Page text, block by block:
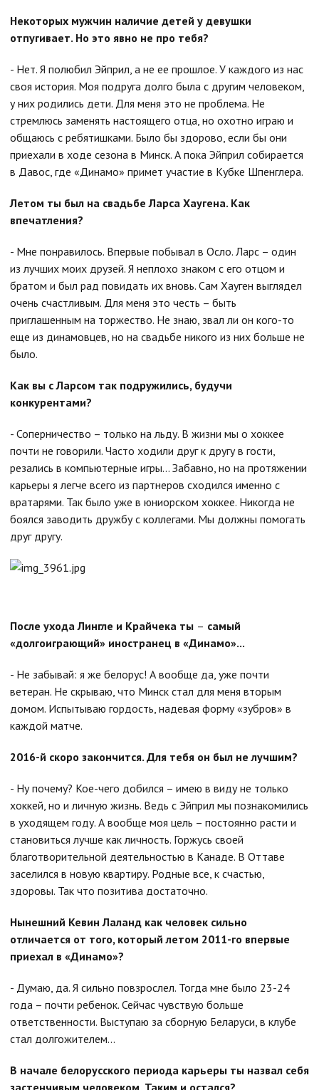
Некоторых мужчин наличие детей у девушки
отпугивает. Но это явно не про тебя?
- Нет. Я полюбил Эйприл, а не ее прошлое. У каждого из нас
своя история. Моя подруга долго была с другим человеком,
у них родились дети. Для меня это не проблема. Не
стремлюсь заменять настоящего отца, но охотно играю и
общаюсь с ребятишками. Было бы здорово, если бы они
приехали в ходе сезона в Минск. А пока Эйприл собирается
в Давос, где «Динамо» примет участие в Кубке Шпенглера.
Летом ты был на свадьбе Ларса Хаугена. Как
впечатления?
- Мне понравилось. Впервые побывал в Осло. Ларс – один
из лучших моих друзей. Я неплохо знаком с его отцом и
братом и был рад повидать их вновь. Сам Хауген выглядел
очень счастливым. Для меня это честь – быть
приглашенным на торжество. Не знаю, звал ли он кого-то
еще из динамовцев, но на свадьбе никого из них больше не
было.
Как вы с Ларсом так подружились, будучи
конкурентами?
- Соперничество – только на льду. В жизни мы о хоккее
почти не говорили. Часто ходили друг к другу в гости,
резались в компьютерные игры... Забавно, но на протяжении
карьеры я легче всего из партнеров сходился именно с
вратарями. Так было уже в юниорском хоккее. Никогда не
боялся заводить дружбу с коллегами. Мы должны помогать
друг другу.
После ухода Лингле и Крайчека ты – самый
«долгоиграющий» иностранец в «Динамо»...
- Не забывай: я же белорус! А вообще да, уже почти
ветеран. Не скрываю, что Минск стал для меня вторым
домом. Испытываю гордость, надевая форму «зубров» в
каждой матче.
2016-й скоро закончится. Для тебя он был не лучшим?
- Ну почему? Кое-чего добился – имею в виду не только
хоккей, но и личную жизнь. Ведь с Эйприл мы познакомились
в уходящем году. А вообще моя цель – постоянно расти и
становиться лучше как личность. Горжусь своей
благотворительной деятельностью в Канаде. В Оттаве
заселился в новую квартиру. Родные все, к счастью,
здоровы. Так что позитива достаточно.
Нынешний Кевин Лаланд как человек сильно
отличается от того, который летом 2011-го впервые
приехал в «Динамо»?
- Думаю, да. Я сильно повзрослел. Тогда мне было 23-24
года – почти ребенок. Сейчас чувствую больше
ответственности. Выступаю за сборную Беларуси, в клубе
стал долгожителем...
В начале белорусского периода карьеры ты назвал себя